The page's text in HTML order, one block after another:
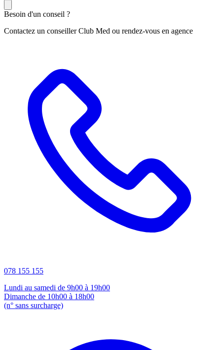
Besoin d'un conseil ?
Contactez un conseiller Club Med ou rendez-vous en agence
078 155 155
Lundi au samedi de 9h00 à 19h00
Dimanche de 10h00 à 18h00
(n° sans surcharge)